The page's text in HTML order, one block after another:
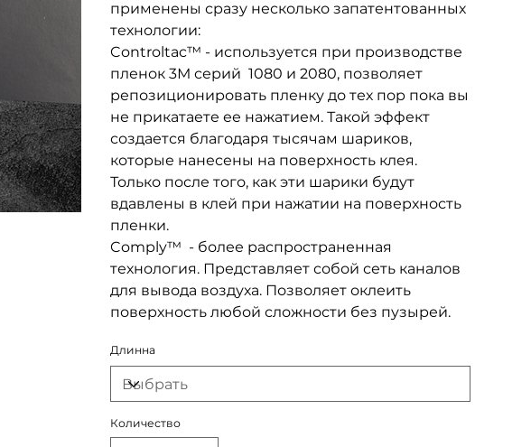
применены сразу несколько запатентованных
технологии:
Controltac™ - используется при производстве
пленок 3М серий 1080 и 2080, позволяет
репозиционировать пленку до тех пор пока вы
не прикатаете ее нажатием. Такой эффект
создается благодаря тысячам шариков,
которые нанесены на поверхность клея.
Только после того, как эти шарики будут
вдавлены в клей при нажатии на поверхность
пленки.
Comply™ - более распространенная
технология. Представляет собой сеть каналов
для вывода воздуха. Позволяет оклеить
поверхность любой сложности без пузырей.
Длинна
Количество